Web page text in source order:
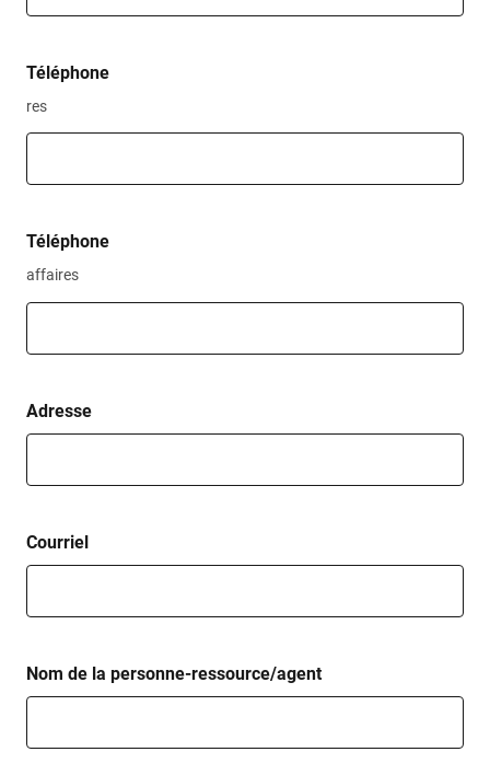
Téléphone
res
Téléphone
affaires
Adresse
Courriel
Nom de la personne-ressource/agent